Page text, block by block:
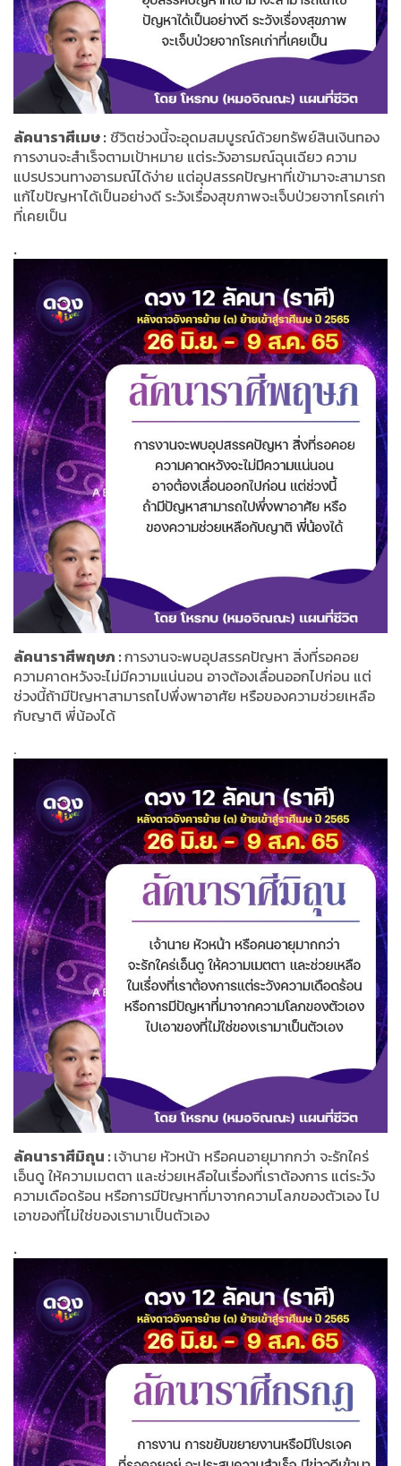
ลัคนาราศีเมษ : ชีวิตช่วงนี้จะอุดมสมบูรณ์ด้วยทรัพย์สินเงินทอง
การงานจะสำเร็จตามเป้าหมาย แต่ระวังอารมณ์ฉุนเฉียว ความ
แปรปรวนทางอารมณ์ได้ง่าย แต่อุปสรรคปัญหาที่เข้ามาจะสามารถ
แก้ไขปัญหาได้เป็นอย่างดี ระวังเรื่องสุขภาพจะเจ็บป่วยจากโรคเก่า
ที่เคยเป็น
.
ลัคนาราศีพฤษภ :การงานจะพบอุปสรรคปัญหา สิ่งที่รอคอย
ความคาดหวังจะไม่มีความแน่นอน อาจต้องเลื่อนออกไปก่อน แต่
ช่วงนี้ถ้ามีปัญหาสามารถไปพึ่งพาอาศัย หรือของความช่วยเหลือ
กับญาติ พี่น้องได้
.
ลัคนาราศีมิถุน :เจ้านาย หัวหน้า หรือคนอายุมากกว่า จะรักใคร่
เอ็นดู ให้ความเมตตา และช่วยเหลือในเรื่องที่เราต้องการ แต่ระวัง
ความเดือดร้อน หรือการมีปัญหาที่มาจากความโลภของตัวเอง ไป
เอาของที่ไม่ใช่ของเรามาเป็นตัวเอง
.